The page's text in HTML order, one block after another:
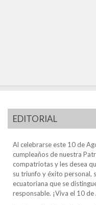
EDITORIAL
Al celebrarse este 10 de
cumpleaños de nuestra
compatriotas y les desea
su triunfo y éxito personal,
ecuatoriana que se
responsable. ¡Viva el 10